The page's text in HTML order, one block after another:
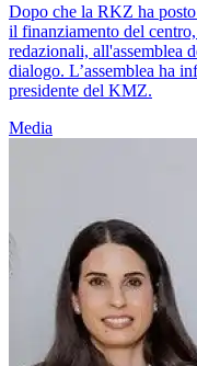
Dopo che la RKZ ha
il finanziamento del
redazionali, all'assemblea
dialogo. L’assemblea ha
presidente del KMZ.
Media